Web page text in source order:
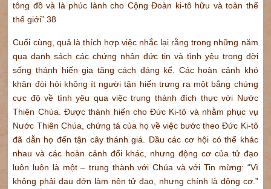
tông đồ và là phúc lành cho Cộng Đoàn ki-tô hữu và toàn thể
thế giới”.38
Cuối cùng, quả là thích hợp việc nhắc lại rằng trong những năm
qua danh sách các chứng nhân đức tin và tình yêu trong đời
sống thánh hiến gia tăng cách đáng kể. Các hoàn cảnh khó
khăn đòi hỏi không ít người tận hiến trưng ra một bằng chứng
cực độ về tình yêu qua việc trung thành đích thực với Nước
Thiên Chúa. Được thánh hiến cho Đức Ki-tô và nhằm phục vụ
Nước Thiên Chúa, chứng tá của họ về việc bước theo Đức Ki-tô
đã dẫn họ đến tận cây thánh giá. Dầu các cơ hội có thể khác
nhau và các hoàn cảnh đổi khác, nhưng động cơ của tử đạo
luôn luôn là một – trung thành với Chúa và với Tin mừng: “Vì
không phải đau đớn làm nên tử đạo, nhưng chính là động cơ.”